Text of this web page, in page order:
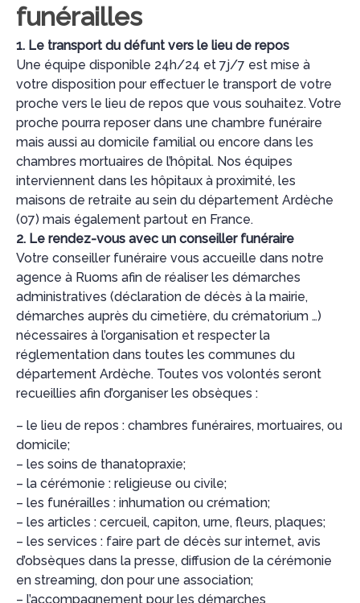
funérailles
1. Le transport du défunt vers le lieu de repos
Une équipe disponible 24h/24 et 7j/7 est mise à
votre disposition pour effectuer le transport de votre
proche vers le lieu de repos que vous souhaitez. Votre
proche pourra reposer dans une chambre funéraire
mais aussi au domicile familial ou encore dans les
chambres mortuaires de l’hôpital. Nos équipes
interviennent dans les hôpitaux à proximité, les
maisons de retraite au sein du département Ardèche
(07) mais également partout en France.
2. Le rendez-vous avec un conseiller funéraire
Votre conseiller funéraire vous accueille dans notre
agence à Ruoms afin de réaliser les démarches
administratives (déclaration de décès à la mairie,
démarches auprès du cimetière, du crématorium …)
nécessaires à l’organisation et respecter la
réglementation dans toutes les communes du
département Ardèche. Toutes vos volontés seront
recueillies afin d’organiser les obsèques :
– le lieu de repos : chambres funéraires, mortuaires, ou
domicile;
– les soins de thanatopraxie;
– la cérémonie : religieuse ou civile;
– les funérailles : inhumation ou crémation;
– les articles : cercueil, capiton, urne, fleurs, plaques;
– les services : faire part de décès sur internet, avis
d’obsèques dans la presse, diffusion de la cérémonie
en streaming, don pour une association;
– l’accompagnement pour les démarches